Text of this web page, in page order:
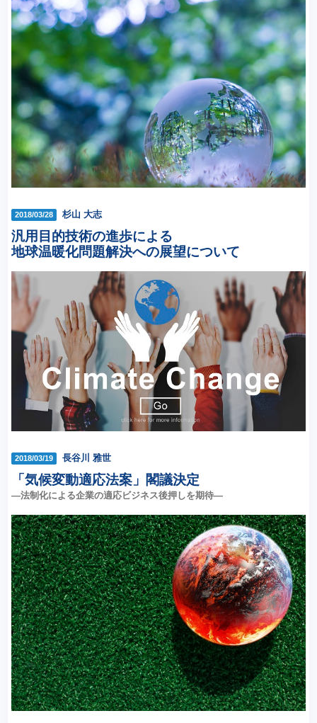
2018/03/28 杉山 大志
汎用目的技術の進歩による
地球温暖化問題解決への展望について
2018/03/19 長谷川 雅世
「気候変動適応法案」閣議決定
―法制化による企業の適応ビジネス後押しを期待―